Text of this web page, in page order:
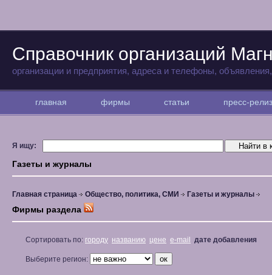
Справочник организаций
организации и предприятия, адреса и телефоны,
главная фирмы статьи пресс-
Я ищу:
Газеты и журналы
Главная страница Общество, политика, СМИ Газеты и журналы
Фирмы раздела
Сортировать по: городу названию цене e-mail дате добавления
Выберите регион: